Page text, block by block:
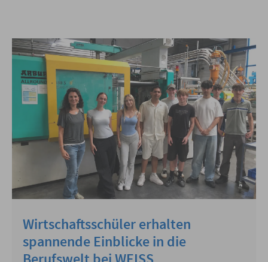
Wirtschaftsschüler erhalten
spannende Einblicke in die